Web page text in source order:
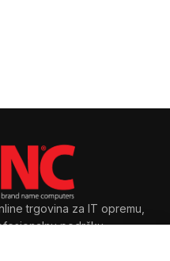
trgovina za IT opremu,
podršku.